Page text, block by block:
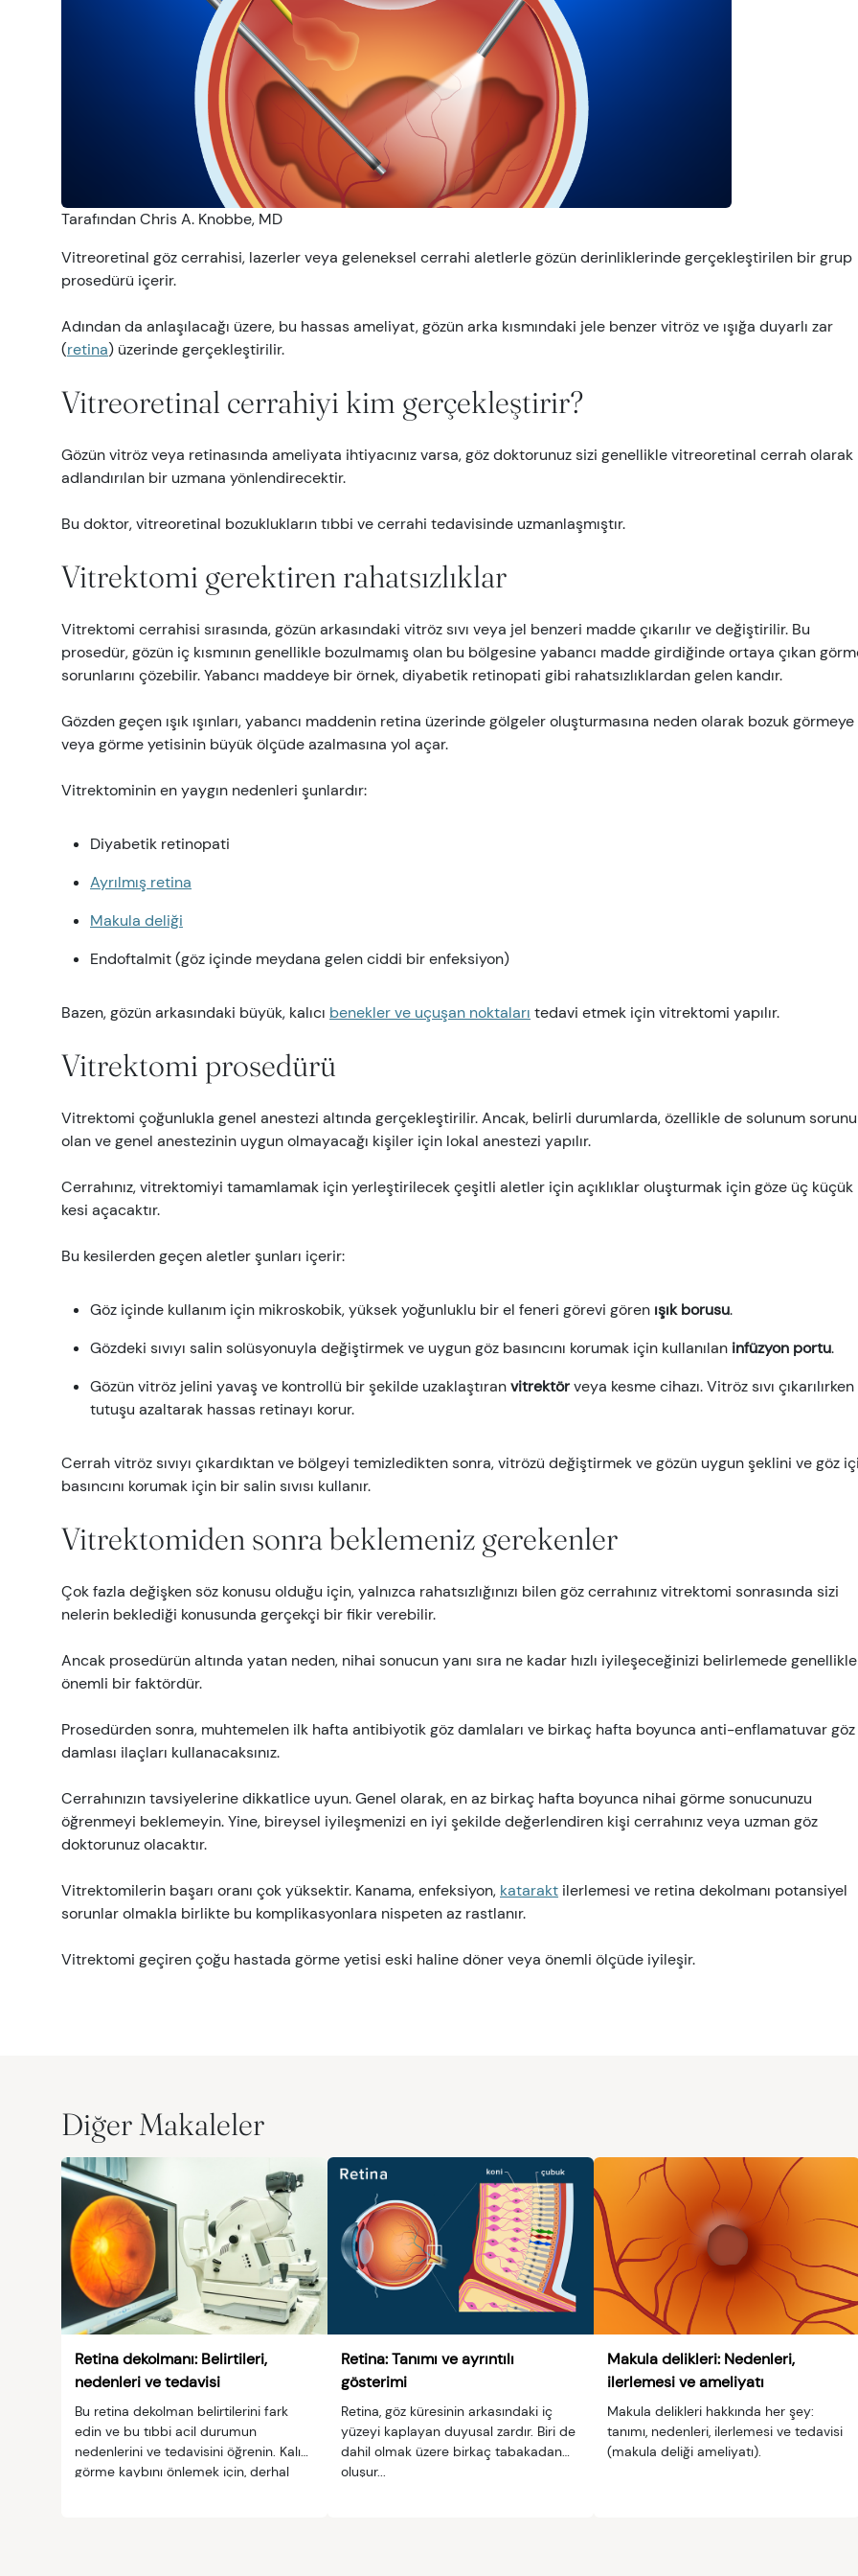
Ebeveynler ve Çocuklar
Evcil Hayvanlar ve Hayvanlar
Vizyon ve Yol Güvenliği
Kaynaklar
Tarafından Chris A. Knobbe, MD
Vitreoretinal göz cerrahisi, lazerler veya geleneksel cerrahi aletlerle gözün derinliklerinde gerçekleştirilen bir grup
prosedürü içerir.
Adından da anlaşılacağı üzere, bu hassas ameliyat, gözün arka kısmındaki jele benzer vitröz ve ışığa duyarlı zar
(retina) üzerinde gerçekleştirilir.
Vitreoretinal cerrahiyi kim gerçekleştirir?
Gözün vitröz veya retinasında ameliyata ihtiyacınız varsa, göz doktorunuz sizi genellikle vitreoretinal cerrah olarak
adlandırılan bir uzmana yönlendirecektir.
Bu doktor, vitreoretinal bozuklukların tıbbi ve cerrahi tedavisinde uzmanlaşmıştır.
Vitrektomi gerektiren rahatsızlıklar
Vitrektomi cerrahisi sırasında, gözün arkasındaki vitröz sıvı veya jel benzeri madde çıkarılır ve değiştirilir. Bu
prosedür, gözün iç kısmının genellikle bozulmamış olan bu bölgesine yabancı madde girdiğinde ortaya çıkan
sorunlarını çözebilir. Yabancı maddeye bir örnek, diyabetik retinopati gibi rahatsızlıklardan gelen kandır.
Gözden geçen ışık ışınları, yabancı maddenin retina üzerinde gölgeler oluşturmasına neden olarak bozuk görmeye
veya görme yetisinin büyük ölçüde azalmasına yol açar.
Vitrektominin en yaygın nedenleri şunlardır:
Diyabetik retinopati
Ayrılmış retina
Makula deliği
Endoftalmit (göz içinde meydana gelen ciddi bir enfeksiyon)
Bazen, gözün arkasındaki büyük, kalıcı benekler ve uçuşan noktaları tedavi etmek için vitrektomi yapılır.
Vitrektomi prosedürü
Vitrektomi çoğunlukla genel anestezi altında gerçekleştirilir. Ancak, belirli durumlarda, özellikle de solunum sorunu
olan ve genel anestezinin uygun olmayacağı kişiler için lokal anestezi yapılır.
Cerrahınız, vitrektomiyi tamamlamak için yerleştirilecek çeşitli aletler için açıklıklar oluşturmak için göze üç küçük
kesi açacaktır.
Bu kesilerden geçen aletler şunları içerir:
Göz içinde kullanım için mikroskobik, yüksek yoğunluklu bir el feneri görevi gören ışık borusu.
Gözdeki sıvıyı salin solüsyonuyla değiştirmek ve uygun göz basıncını korumak için kullanılan infüzyon portu.
Gözün vitröz jelini yavaş ve kontrollü bir şekilde uzaklaştıranvitrektörveya kesme cihazı. Vitröz sıvı çıkarılırken
tutuşu azaltarak hassas retinayı korur.
Cerrah vitröz sıvıyı çıkardıktan ve bölgeyi temizledikten sonra, vitrözü değiştirmek ve gözün uygun şeklini ve göz
basıncını korumak için bir salin sıvısı kullanır.
Vitrektomiden sonra beklemeniz gerekenler
Çok fazla değişken söz konusu olduğu için, yalnızca rahatsızlığınızı bilen göz cerrahınız vitrektomi sonrasında sizi
nelerin beklediği konusunda gerçekçi bir fikir verebilir.
Ancak prosedürün altında yatan neden, nihai sonucun yanı sıra ne kadar hızlı iyileşeceğinizi belirlemede genellikle
önemli bir faktördür.
Prosedürden sonra, muhtemelen ilk hafta antibiyotik göz damlaları ve birkaç hafta boyunca anti-enflamatuvar göz
damlası ilaçları kullanacaksınız.
Cerrahınızın tavsiyelerine dikkatlice uyun. Genel olarak, en az birkaç hafta boyunca nihai görme sonucunuzu
öğrenmeyi beklemeyin. Yine, bireysel iyileşmenizi en iyi şekilde değerlendiren kişi cerrahınız veya uzman göz
doktorunuz olacaktır.
Vitrektomilerin başarı oranı çok yüksektir. Kanama, enfeksiyon, katarakt ilerlemesi ve retina dekolmanı potansiyel
sorunlar olmakla birlikte bu komplikasyonlara nispeten az rastlanır.
Vitrektomi geçiren çoğu hastada görme yetisi eski haline döner veya önemli ölçüde iyileşir.
Diğer Makaleler
Retina dekolmanı: Belirtileri,
nedenleri ve tedavisi
Bu retina dekolman belirtilerini fark
edin ve bu tıbbi acil durumun
nedenlerini ve tedavisini öğrenin. Kalıcı
görme kaybını önlemek için, derhal
Retina: Tanımı ve ayrıntılı
gösterimi
Retina, göz küresinin arkasındaki iç
yüzeyi kaplayan duyusal zardır. Biri de
dahil olmak üzere birkaç tabakadan
oluşur...
Makula delikleri: Nedenleri,
ilerlemesi ve ameliyatı
Makula delikleri hakkında her şey:
tanımı, nedenleri, ilerlemesi ve tedavisi
(makula deliği ameliyatı).